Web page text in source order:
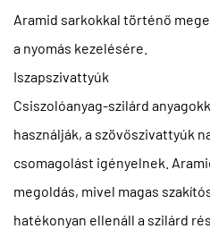
Aramid sarkokkal történő
a nyomás kezelésére.
Iszapszivattyúk
Csiszolóanyag-szilárd
használják, a szövőszivattyúk
csomagolást igényelnek.
megoldás, mivel magas
hatékonyan ellenáll a szilárd